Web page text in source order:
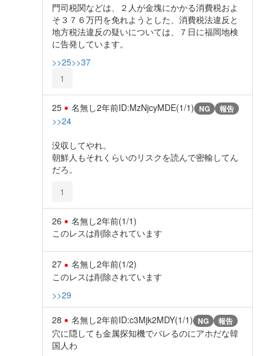
門司税関などは、２人が金塊にかかる消費税およ
そ３７６万円を免れようとした、消費税法違反と
地方税法違反の疑いについては、７日に福岡地検
に告発しています。
>>25>>37
1
25 名無し2年前ID:MzNjcyMDE(1/1) NG 報告
>>24
没収してやれ。
朝鮮人もそれくらいのリスクを読んで密輸してん
だろ。
1
26 名無し2年前(1/1)
このレスは削除されています
27 名無し2年前(1/2)
このレスは削除されています
>>29
28 名無し2年前ID:c3Mjk2MDY(1/1) NG 報告
穴に隠しても金属探知機でバレるのにアホだな韓
国人わ